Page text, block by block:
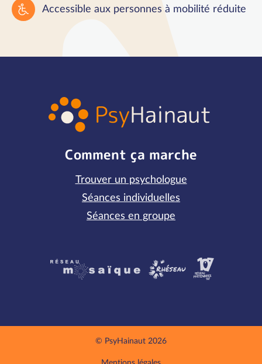
Accessible aux personnes à mobilité réduite
Comment ça marche
Trouver un psychologue
Séances individuelles
Séances en groupe
Partenaires
© PsyHainaut 2026